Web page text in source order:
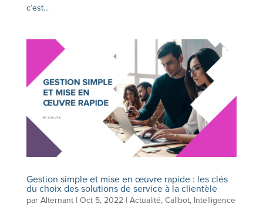
c’est...
Gestion simple et mise en œuvre rapide : les clés
du choix des solutions de service à la clientèle
par Alternant| Oct 5, 2022| Actualité, Callbot, Intelligence